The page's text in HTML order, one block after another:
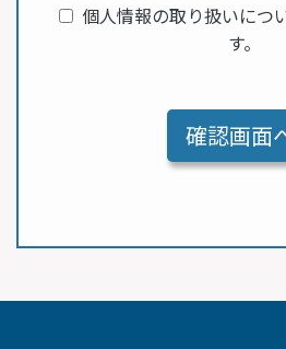
個人情報の取り扱いにつ
す。